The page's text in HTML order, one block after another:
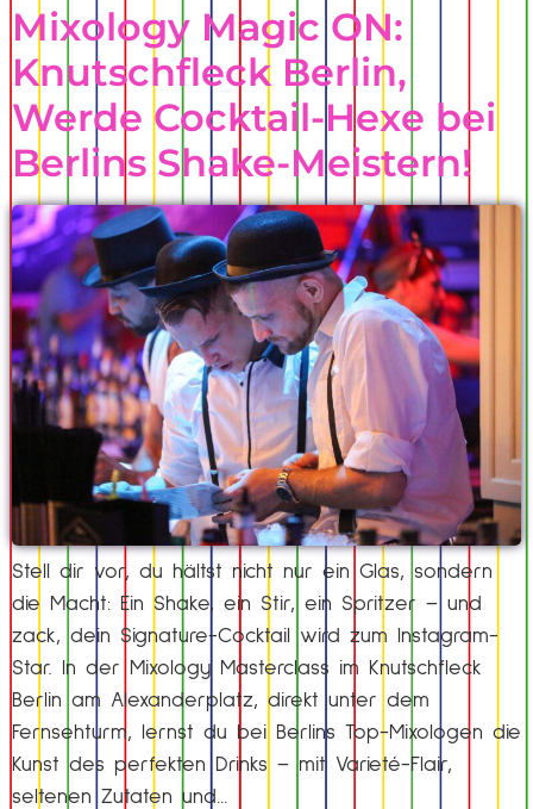
Mixology Magic ON:
Knutschfleck Berlin,
Werde Cocktail-Hexe bei
Berlins Shake-Meistern!
Stell dir vor, du hältst nicht nur ein Glas, sondern
die Macht: Ein Shake, ein Stir, ein Spritzer – und
zack, dein Signature-Cocktail wird zum Instagram-
Star. In der Mixology Masterclass im Knutschfleck
Berlin am Alexanderplatz, direkt unter dem
Fernsehturm, lernst du bei Berlins Top-Mixologen die
Kunst des perfekten Drinks – mit Varieté-Flair,
seltenen Zutaten und…